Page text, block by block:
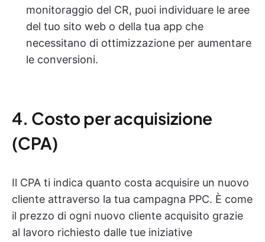
monitoraggio del CR, puoi individuare le aree
del tuo sito web o della tua app che
necessitano di ottimizzazione per aumentare
le conversioni.
4. Costo per acquisizione
(CPA)
Il CPA ti indica quanto costa acquisire un nuovo
cliente attraverso la tua campagna PPC. È come
il prezzo di ogni nuovo cliente acquisito grazie
al lavoro richiesto dalle tue iniziative